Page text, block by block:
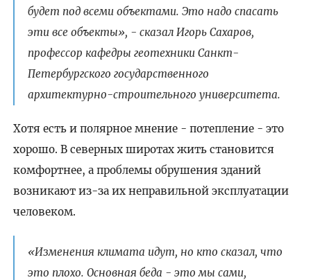
будет под всеми объектами. Это надо спасать
эти все объекты», - сказал Игорь Сахаров,
профессор кафедры геотехники Санкт-
Петербургского государственного
архитектурно-строительного университета.
Хотя есть и полярное мнение - потепление - это
хорошо. В северных широтах жить становится
комфортнее, а проблемы обрушения зданий
возникают из-за их неправильной эксплуатации
человеком.
«Изменения климата идут, но кто сказал, что
это плохо. Основная беда - это мы сами,